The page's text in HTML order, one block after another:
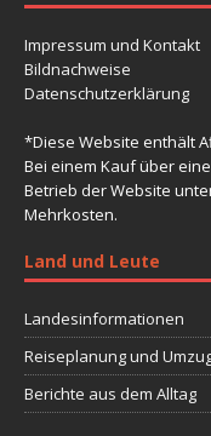
Impressum und Kontakt
Bildnachweise
Datenschutzerklärung
*Diese Website enthält
Bei einem Kauf über
Betrieb der Website
Mehrkosten.
Land und Leute
Landesinformationen
Reiseplanung und
Berichte aus dem Alltag